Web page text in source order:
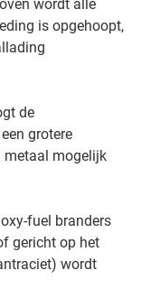
wordt alle
is opgehoopt,
de
grotere
metaal mogelijk
fuel branders
gericht op het
wordt